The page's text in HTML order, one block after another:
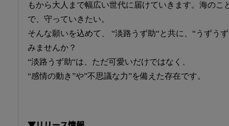
もから大人まで幅広い世代に届けていきます。海のこ
で、守っていきたい。
そんな願いを込めて、 “淡路うず助“と共に、“うずう
みませんか？
“淡路うず助“は、ただ可愛いだけではなく、
“感情の動き”や”不思議な力”を備えた存在です。